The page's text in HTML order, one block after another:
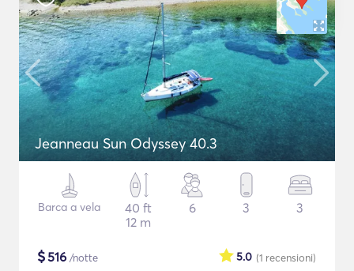
Jeanneau Sun Odyssey 40.3
Barca a vela
40 ft
12 m
6 3 3
$516 /notte (1 recensioni)
5.0